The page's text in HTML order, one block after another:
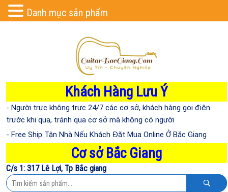
Khách Hàng Lưu Ý
- Người trực không trực 24/7 các cơ sở, khách hàng gọi điện
trước khi qua, tránh qua cơ sở mà không có người
- Free Ship Tận Nhà Nếu Khách Đặt Mua Online Ở Bắc Giang
Cơ sở Bắc Giang
C/s 1: 317 Lê Lợi, Tp Bắc giang
Danh mục sản phẩm